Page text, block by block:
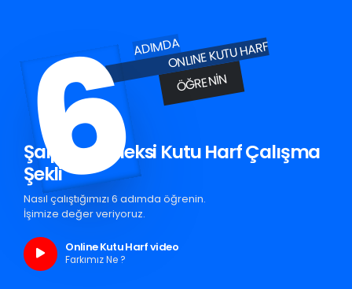
6ADIMDAONLINE KUTU HARF
ÖĞRENIN
Şalpazarı Pleksi Kutu Harf Çalışma
Şekli
Nasıl çalıştığımızı 6 adımda öğrenin.
İşimize değer veriyoruz.
Online Kutu Harf video
Farkımız Ne ?